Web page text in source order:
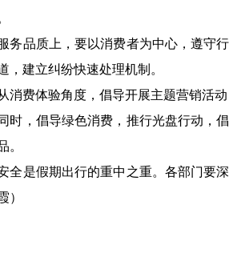
品质上，要以消费者为中心，遵守行
，建立纠纷快速处理机制。
费体验角度，倡导开展主题营销活动
，倡导绿色消费，推行光盘行动，倡
。
是假期出行的重中之重。各部门要深
）